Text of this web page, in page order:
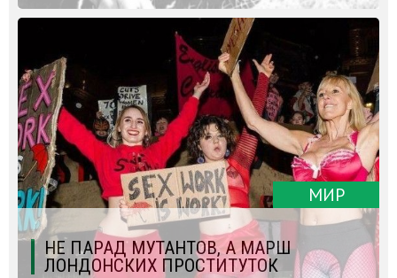
МИР
НЕ ПАРАД МУТАНТОВ, А МАРШ
ЛОНДОНСКИХ ПРОСТИТУТОК